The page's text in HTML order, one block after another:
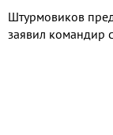
Штурмовиков
заявил командир